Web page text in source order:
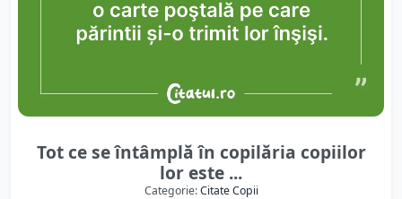
Tot ce se întâmplă în copilăria copiilor
lor este ...
Categorie:Citate Copii